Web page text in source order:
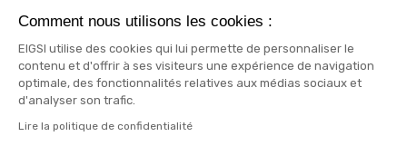
Recherche
Projets de recherche
Notre écosystème
Publications
Mentions légales
Comment nous utilisons les cookies :
EIGSI utilise des cookies qui lui permette de personnaliser le
contenu et d'offrir à ses visiteurs une expérience de navigation
optimale, des fonctionnalités relatives aux médias sociaux et
d'analyser son trafic.
Lire la politique de confidentialité